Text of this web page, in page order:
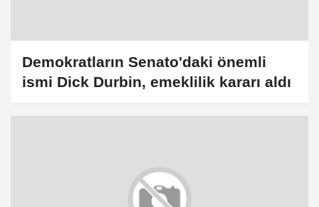
Demokratların Senato'daki önemli
ismi Dick Durbin, emeklilik kararı aldı